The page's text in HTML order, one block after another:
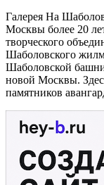
Галерея На
Москвы более 20
творческого
Шаболовского
Шаболовской башни
новой Москвы.
памятников